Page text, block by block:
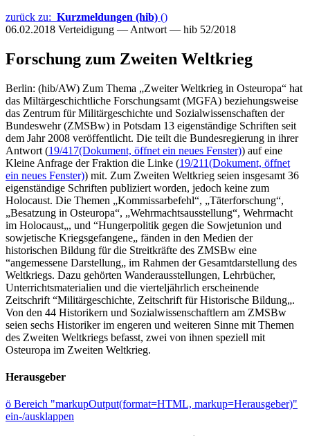
zurück zu: Kurzmeldungen (hib) ()
06.02.2018 Verteidigung — Antwort — hib 52/2018
Forschung zum Zweiten Weltkrieg
Berlin: (hib/AW) Zum Thema „Zweiter Weltkrieg in Osteuropa“ hat
das Miltärgeschichtliche Forschungsamt (MGFA) beziehungsweise
das Zentrum für Militärgeschichte und Sozialwissenschaften der
Bundeswehr (ZMSBw) in Potsdam 13 eigenständige Schriften seit
dem Jahr 2008 veröffentlicht. Die teilt die Bundesregierung in ihrer
Antwort (19/417(Dokument, öffnet ein neues Fenster)) auf eine
Kleine Anfrage der Fraktion die Linke (19/211(Dokument, öffnet
ein neues Fenster)) mit. Zum Zweiten Weltkrieg seien insgesamt 36
eigenständige Schriften publiziert worden, jedoch keine zum
Holocaust. Die Themen „Kommissarbefehl“, „Täterforschung“,
„Besatzung in Osteuropa“, „Wehrmachtsausstellung“, Wehrmacht
im Holocaust„, und “Hungerpolitik gegen die Sowjetunion und
sowjetische Kriegsgefangene„ fänden in den Medien der
historischen Bildung für die Streitkräfte des ZMSBw eine
“angemessene Darstellung„ im Rahmen der Gesamtdarstellung des
Weltkriegs. Dazu gehörten Wanderausstellungen, Lehrbücher,
Unterrichtsmaterialien und die vierteljährlich erscheinende
Zeitschrift “Militärgeschichte, Zeitschrift für Historische Bildung„.
Von den 44 Historikern und Sozialwissenschaftlern am ZMSBw
seien sechs Historiker im engeren und weiteren Sinne mit Themen
des Zweiten Weltkriegs befasst, zwei von ihnen speziell mit
Osteuropa im Zweiten Weltkrieg.
Herausgeber
ö Bereich "markupOutput(format=HTML, markup=Herausgeber)"
ein-/ausklappen